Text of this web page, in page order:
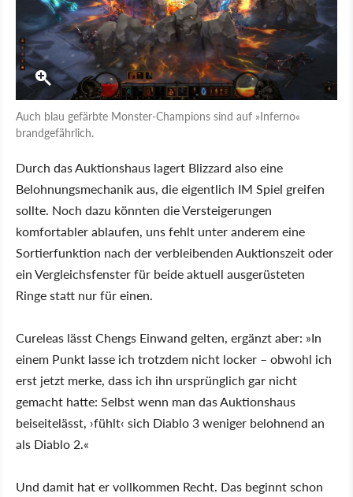
Auch blau gefärbte Monster-Champions sind auf »Inferno«
brandgefährlich.
Durch das Auktionshaus lagert Blizzard also eine
Belohnungsmechanik aus, die eigentlich IM Spiel greifen
sollte. Noch dazu könnten die Versteigerungen
komfortabler ablaufen, uns fehlt unter anderem eine
Sortierfunktion nach der verbleibenden Auktionszeit oder
ein Vergleichsfenster für beide aktuell ausgerüsteten
Ringe statt nur für einen.
Cureleas lässt Chengs Einwand gelten, ergänzt aber: »In
einem Punkt lasse ich trotzdem nicht locker – obwohl ich
erst jetzt merke, dass ich ihn ursprünglich gar nicht
gemacht hatte: Selbst wenn man das Auktionshaus
beiseitelässt, ›fühlt‹ sich Diablo 3 weniger belohnend an
als Diablo 2.«
Und damit hat er vollkommen Recht. Das beginnt schon